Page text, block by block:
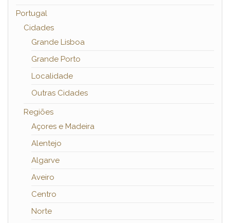
Portugal
Cidades
Grande Lisboa
Grande Porto
Localidade
Outras Cidades
Regiões
Açores e Madeira
Alentejo
Algarve
Aveiro
Centro
Norte